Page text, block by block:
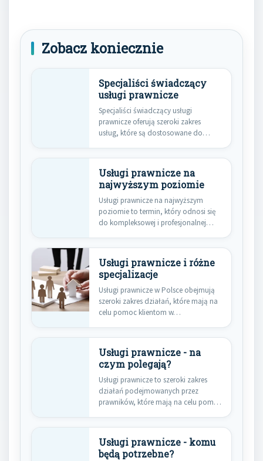
Zobacz koniecznie
Specjaliści świadczący
usługi prawnicze
Specjaliści świadczący usługi
prawnicze oferują szeroki zakres
usług, które są dostosowane do
Usługi prawnicze na
najwyższym poziomie
Usługi prawnicze na najwyższym
poziomie to termin, który odnosi się
do kompleksowej i profesjonalnej
Usługi prawnicze i różne
specjalizacje
Usługi prawnicze w Polsce obejmują
szeroki zakres działań, które mają na
celu pomoc klientom w…
Usługi prawnicze - na
czym polegają?
Usługi prawnicze to szeroki zakres
działań podejmowanych przez
prawników, które mają na celu pomoc
Usługi prawnicze - komu
będą potrzebne?